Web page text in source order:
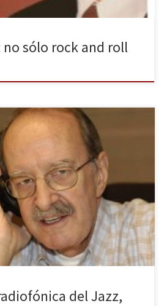
no sólo rock and roll
como ‘Cifu’, nos deja a los 74
cerebral. Tras su repentina marcha, en
las palabras de quien fue uno de los
española. Parisino de nacimiento,
emergente […]
del Jazz,